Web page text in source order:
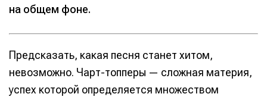
на общем фоне.
Предсказать, какая песня станет хитом,
невозможно. Чарт-топперы — сложная материя,
успех которой определяется множеством